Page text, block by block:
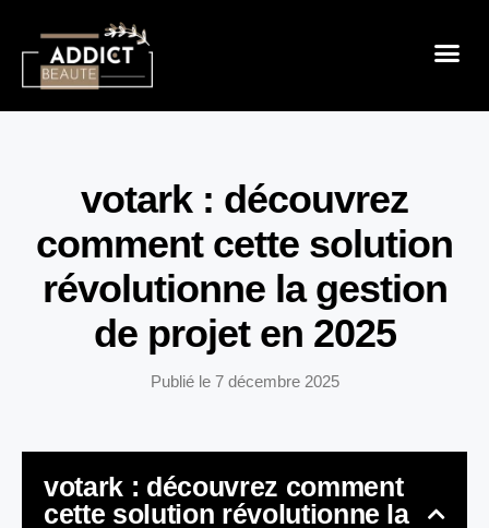
votark : découvrez
comment cette solution
révolutionne la gestion
de projet en 2025
Publié le 7 décembre 2025
votark : découvrez comment
cette solution révolutionne la